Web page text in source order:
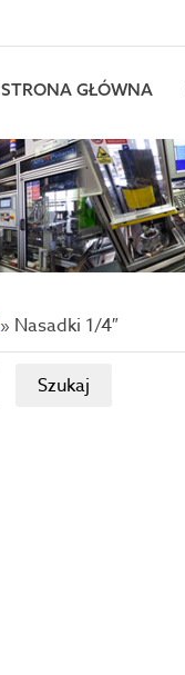
STRONA GŁÓWNA
» Nasadki 1/4″